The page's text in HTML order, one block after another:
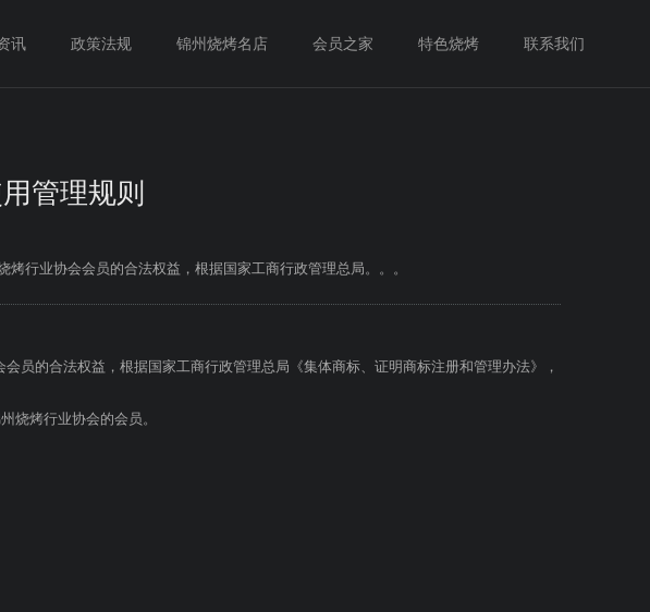
讯 政策法规 锦州烧烤名店 会员之家 特色烧烤 联系我们
管理规则
行业协会会员的合法权益，根据国家工商行政管理总局。。。
的合法权益，根据国家工商行政管理总局《集体商标、证明商标注册和管理办法》，
烧烤行业协会的会员。